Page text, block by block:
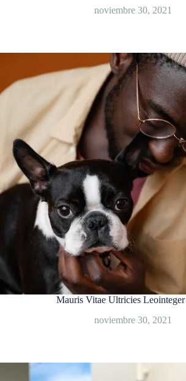
noviembre 30, 2021
Mauris Vitae Ultricies Leointeger
noviembre 30, 2021